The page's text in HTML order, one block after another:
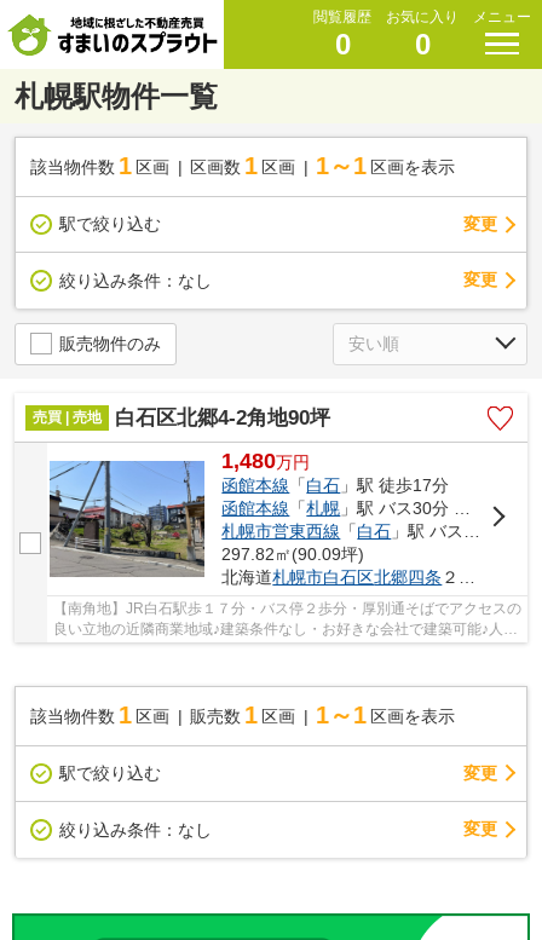
閲覧履歴
0
お気に入り
0
メニュー
札幌駅物件一覧
該当物件数 1 区画 区画数 1 区画 1～1 区画を表示
駅で絞り込む 変更
絞り込み条件： なし 変更
販売物件のみ
売買 | 売地 白石区北郷4-2角地90坪
1,480万円
函館本線 「白石 」駅 徒歩17分
函館本線 「札幌 」駅 バス30分 「北郷５-３」 停歩1分
札幌市営東西線 「白石 」駅 バス13分 「北郷３-３」 停歩6分
297.82㎡(90.09坪)
北海道札幌市白石区北郷四条 ２丁目667-4
【南角地】JR白石駅歩１７分・バス停２歩分・厚別通そばでアクセスの
良い立地の近隣商業地域♪建築条件なし・お好きな会社で建築可能♪人気
該当物件数 1 区画 販売数 1 区画 1～1 区画を表示
駅で絞り込む 変更
絞り込み条件： なし 変更